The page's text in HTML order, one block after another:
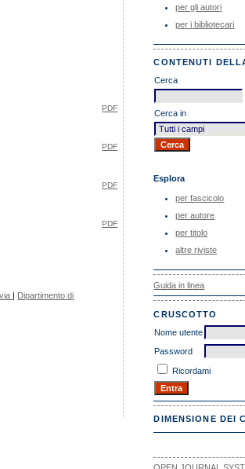
per gli autori
per i bibliotecari
CONTENUTI
Cerca
Cerca in
Esplora
per fascicolo
per autore
per titolo
altre riviste
Guida in linea
CRUSCOTTO
Nome utente
Password
Ricordami
DIMENSIONE DEI
PDF
PDF
PDF
PDF
| Dipartimento di